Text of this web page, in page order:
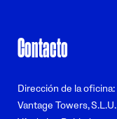
Contacto
Dirección de la oficina:
Vantage Towers, S.L.U.